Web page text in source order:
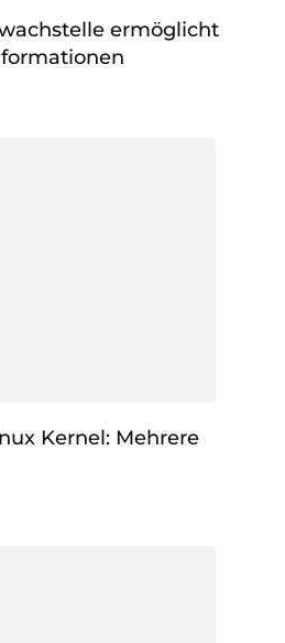
ermöglicht
Kernel: Mehrere